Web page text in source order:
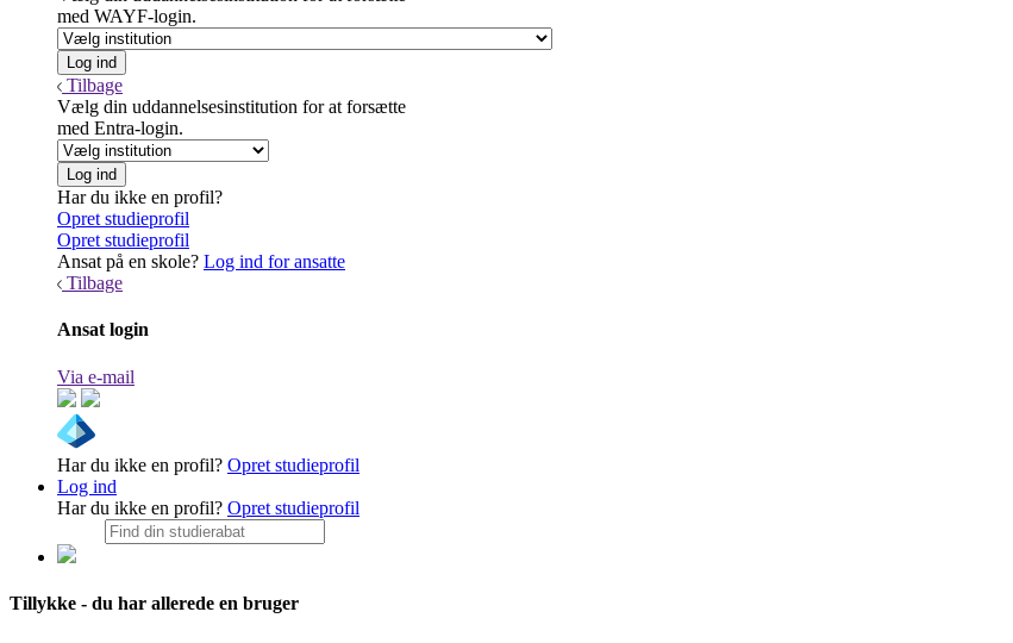
med WAYF-login.
Tilbage
Vælg din uddannelsesinstitution for at forsætte
med Entra-login.
Har du ikke en profil?
Opret studieprofil
Opret studieprofil
Ansat på en skole? Log ind for ansatte
Tilbage
Ansat login
Via e-mail
Har du ikke en profil? Opret studieprofil
Log ind
Har du ikke en profil? Opret studieprofil
Tillykke - du har allerede en bruger